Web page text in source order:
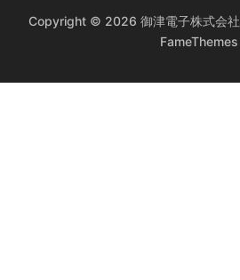
Copyright © 2026 御津電子株式会社
FameThemes